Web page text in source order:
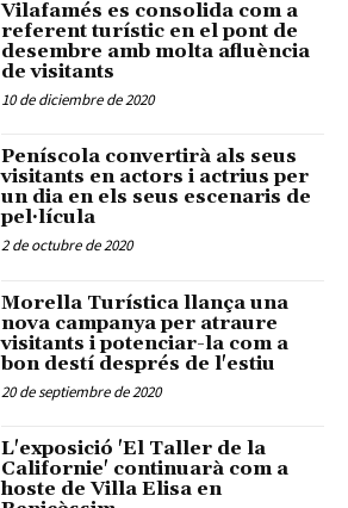
Vilafamés es consolida com a
referent turístic en el pont de
desembre amb molta afluència
de visitants
10 de diciembre de 2020
Peníscola convertirà als seus
visitants en actors i actrius per
un dia en els seus escenaris de
pel·lícula
2 de octubre de 2020
Morella Turística llança una
nova campanya per atraure
visitants i potenciar-la com a
bon destí després de l'estiu
20 de septiembre de 2020
L'exposició 'El Taller de la
Californie' continuarà com a
hoste de Villa Elisa en